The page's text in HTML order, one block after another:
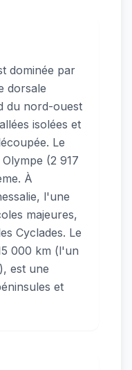
dominée par
dorsale
du nord-ouest
isolées et
Le
(2 917
À
l'une
majeures,
Cyclades. Le
000 km (l'un
est une
et